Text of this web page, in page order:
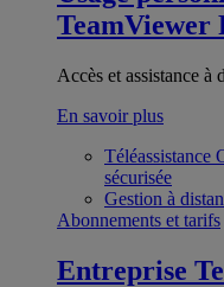
TeamViewer
Accès et assistance à
En savoir plus
Téléassistance
sécurisée
Gestion à
Abonnements et tarifs
Entreprise